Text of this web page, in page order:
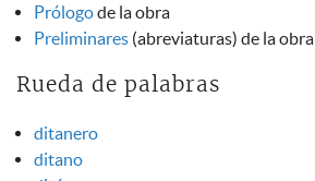
Prólogode la obra
Preliminares (abreviaturas) de la obra
Rueda de palabras
ditanero
ditano